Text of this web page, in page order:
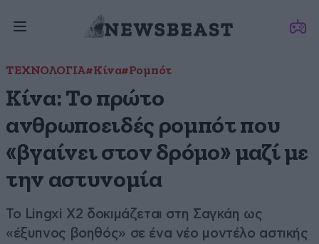
ΤΕΧΝΟΛΟΓΙΑ#Κίνα#Ρομπότ
Κίνα: Το πρώτο
ανθρωποειδές ρομπότ που
«βγαίνει στον δρόμο» μαζί με
την αστυνομία
Το Lingxi X2 δοκιμάζεται στη Σαγκάη ως
«έξυπνος βοηθός» σε ένα νέο μοντέλο αστικής